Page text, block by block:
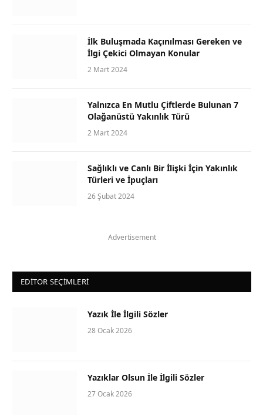
İlk Buluşmada Kaçınılması Gereken ve
İlgi Çekici Olmayan Konular
2 Mart 2024
Yalnızca En Mutlu Çiftlerde Bulunan 7
Olağanüstü Yakınlık Türü
2 Mart 2024
Sağlıklı ve Canlı Bir İlişki İçin Yakınlık
Türleri ve İpuçları
26 Şubat 2024
Advertisement
EDITOR SEÇIMLERI
Yazık İle İlgili Sözler
28 Ocak 2026
Yazıklar Olsun İle İlgili Sözler
27 Ocak 2026